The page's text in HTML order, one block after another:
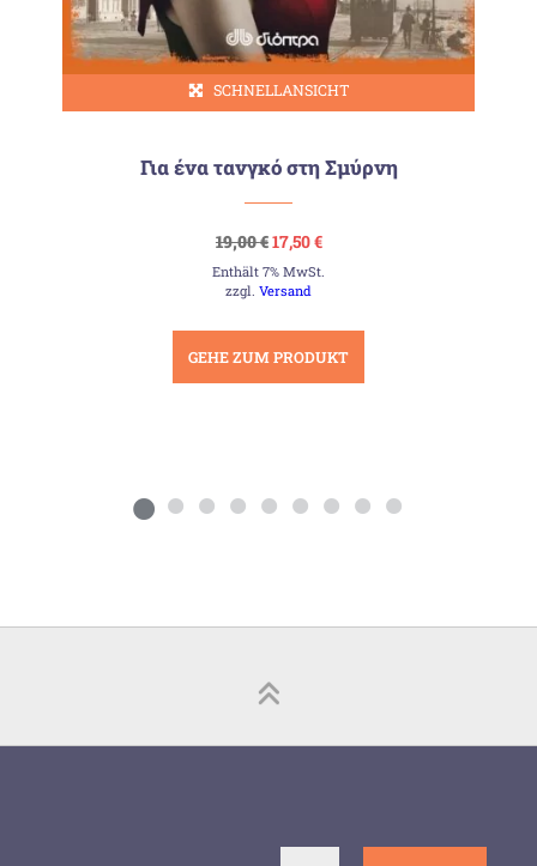
SCHNELLANSICHT
Για ένα τανγκό στη Σμύρνη
19,00€Ursprünglicher
Preis
war:
19,00 €
17,50€Aktueller
ist:
Enthält 7% MwSt.
zzgl.Versand
GEHE ZUM PRODUKT